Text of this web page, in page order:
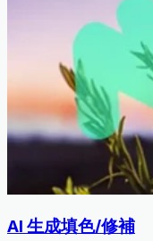
AI 生成填色/修補